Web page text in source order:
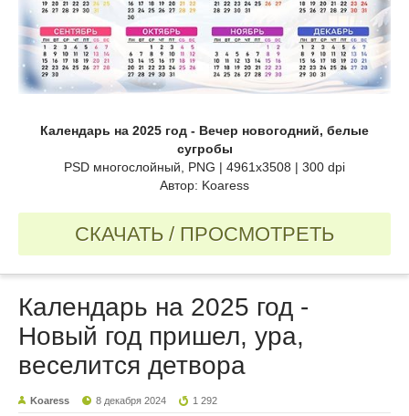
Календарь на 2025 год - Вечер новогодний, белые
сугробы
PSD многослойный, PNG | 4961x3508 | 300 dpi
Автор: Koaress
СКАЧАТЬ / ПРОСМОТРЕТЬ
Календарь на 2025 год -
Новый год пришел, ура,
веселится детвора
Koaress 8 декабря 2024 1 292